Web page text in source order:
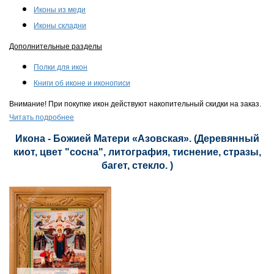
Иконы из меди
Иконы складни
Дополнительные разделы
Полки для икон
Книги об иконе и иконописи
Внимание! При покупке икон действуют накопительный скидки на заказ.
Читать подробнее
Икона - Божией Матери «Азовская». (Деревянный
киот, цвет "сосна", литография, тиснение, стразы,
багет, стекло. )